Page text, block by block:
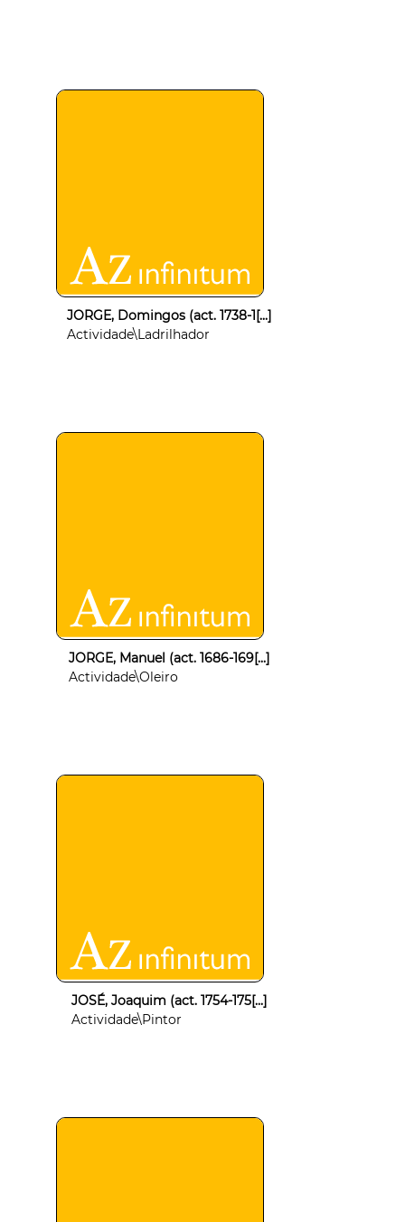
JORGE, Domingos (act. 1738-1[...]
Actividade\Ladrilhador
JORGE, Manuel (act. 1686-169[...]
Actividade\Oleiro
JOSÉ, Joaquim (act. 1754-175[...]
Actividade\Pintor